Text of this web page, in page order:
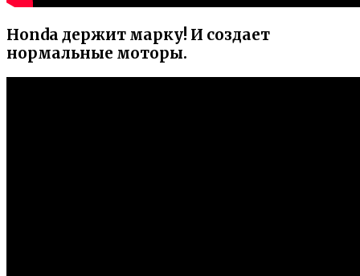
Honda держит марку! И создает
нормальные моторы.